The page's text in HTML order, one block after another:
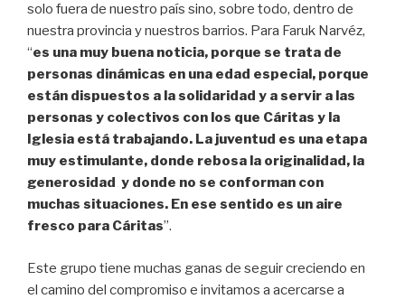
solo fuera de nuestro país sino, sobre todo, dentro de
nuestra provincia y nuestros barrios. Para Faruk Narvéz,
“es una muy buena noticia, porque se trata de
personas dinámicas en una edad especial, porque
están dispuestos a la solidaridad y a servir a las
personas y colectivos con los que Cáritas y la
Iglesia está trabajando. La juventud es una etapa
muy estimulante, donde rebosa la originalidad, la
generosidad y donde no se conforman con
muchas situaciones. En ese sentido es un aire
fresco para Cáritas”.
Este grupo tiene muchas ganas de seguir creciendo en
el camino del compromiso e invitamos a acercarse a